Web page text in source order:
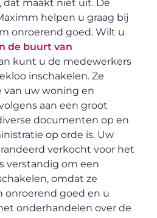
dat maakt niet uit. De
helpen u graag bij
onroerend goed. Wilt u
de buurt van
kunt u de medewerkers
inschakelen. Ze
van uw woning en
aan een groot
documenten op en
op orde is. Uw
verkocht voor het
verstandig om een
omdat ze
onroerend goed en u
onderhandelen over de